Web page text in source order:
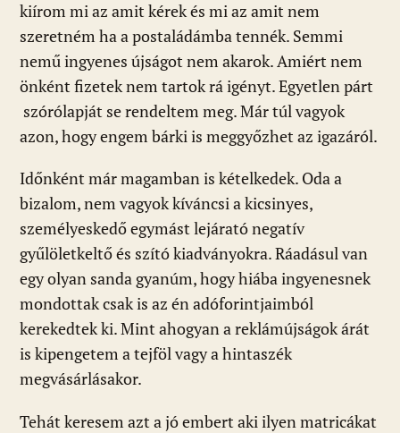
kiírom mi az amit kérek és mi az amit nem
szeretném ha a postaládámba tennék. Semmi
nemű ingyenes újságot nem akarok. Amiért nem
önként fizetek nem tartok rá igényt. Egyetlen párt
szórólapját se rendeltem meg. Már túl vagyok
azon, hogy engem bárki is meggyőzhet az igazáról.
Időnként már magamban is kételkedek. Oda a
bizalom, nem vagyok kíváncsi a kicsinyes,
személyeskedő egymást lejárató negatív
gyűlöletkeltő és szító kiadványokra. Ráadásul van
egy olyan sanda gyanúm, hogy hiába ingyenesnek
mondottak csak is az én adóforintjaimból
kerekedtek ki. Mint ahogyan a reklámújságok árát
is kipengetem a tejföl vagy a hintaszék
megvásárlásakor.
Tehát keresem azt a jó embert aki ilyen matricákat